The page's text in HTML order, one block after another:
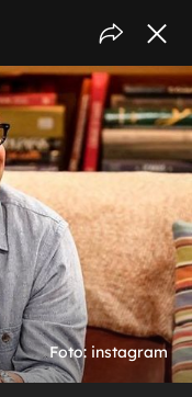
Foto: instagram